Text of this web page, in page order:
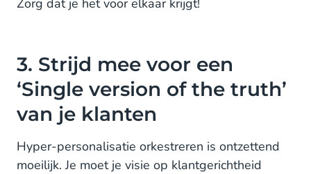
Zorg dat je het voor elkaar krijgt!
3. Strijd mee voor een
‘Single version of the truth’
van je klanten
Hyper-personalisatie orkestreren is ontzettend
moeilijk. Je moet je visie op klantgerichtheid